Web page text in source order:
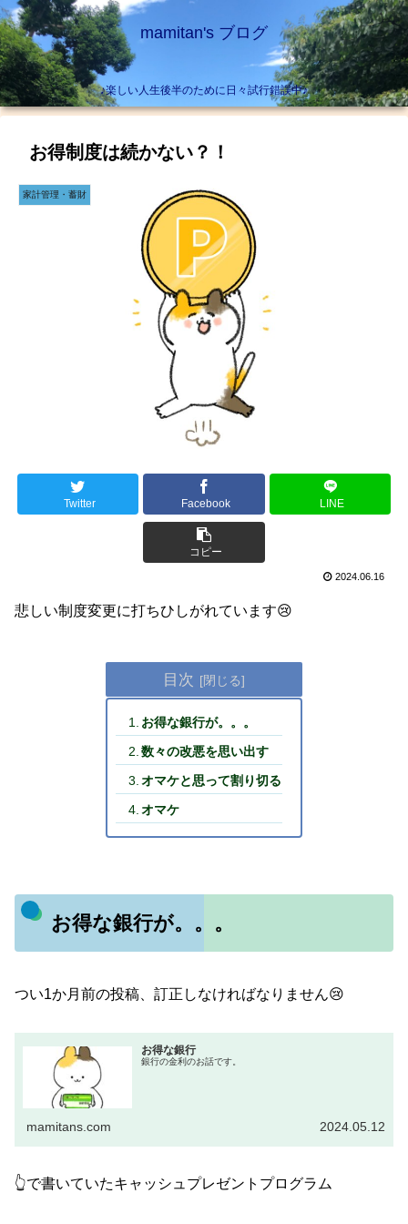
mamitan's ブログ
♪楽しい人生後半のために日々試行錯誤中♪
お得制度は続かない？！
家計管理・蓄財
Twitter Facebook LINE
コピー
2024.06.16
悲しい制度変更に打ちひしがれています😢
目次
お得な銀行が。。。
数々の改悪を思い出す
オマケと思って割り切る
オマケ
お得な銀行が。。。
つい1か月前の投稿、訂正しなければなりません😢
お得な銀行
銀行の金利のお話です。
mamitans.com 2024.05.12
👆で書いていたキャッシュプレゼントプログラム